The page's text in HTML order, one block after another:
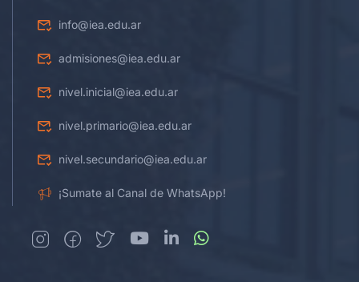
info@iea.edu.ar
admisiones@iea.edu.ar
nivel.inicial@iea.edu.ar
nivel.primario@iea.edu.ar
nivel.secundario@iea.edu.ar
¡Sumate al Canal de WhatsApp!